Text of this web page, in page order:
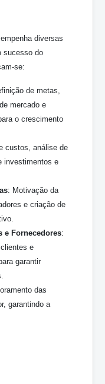
diversas
sucesso do
se:
de metas,
mercado e
o crescimento
custos, análise de
investimentos e
: Motivação da
e criação de
e Fornecedores:
e
garantir
das
garantindo a